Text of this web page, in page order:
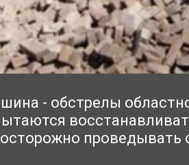
- обстрелы
проведывать